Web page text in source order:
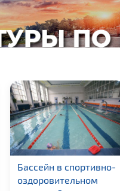
Бассейн в спортивно-
оздоровительном